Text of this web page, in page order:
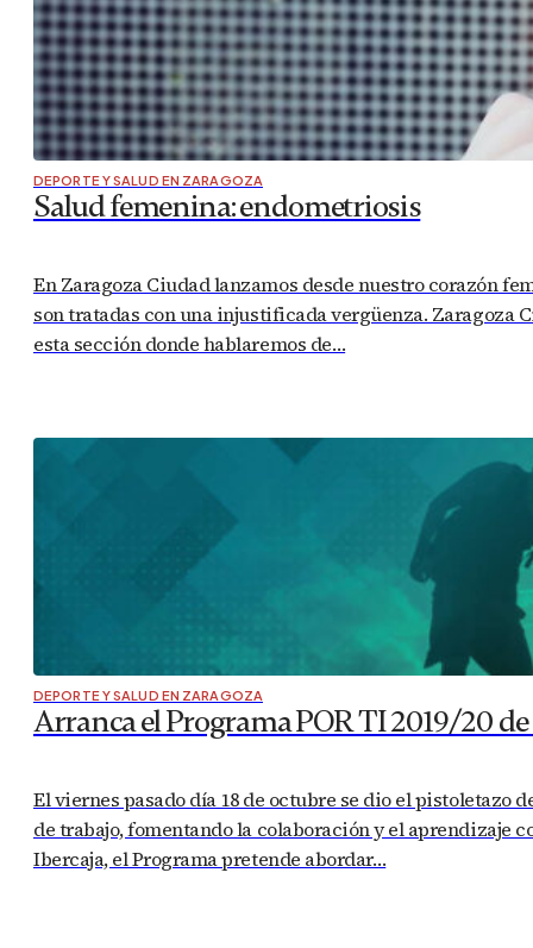
DEPORTE Y SALUD EN ZARAGOZA
Salud femenina: endometriosis
En Zaragoza Ciudad lanzamos desde nuestro corazón
son tratadas con una injustificada vergüenza. Zaragoza
esta sección donde hablaremos de…
DEPORTE Y SALUD EN ZARAGOZA
Arranca el Programa POR TI 2019/20
El viernes pasado día 18 de octubre se dio el pistoletazo
de trabajo, fomentando la colaboración y el aprendizaje
Ibercaja, el Programa pretende abordar…